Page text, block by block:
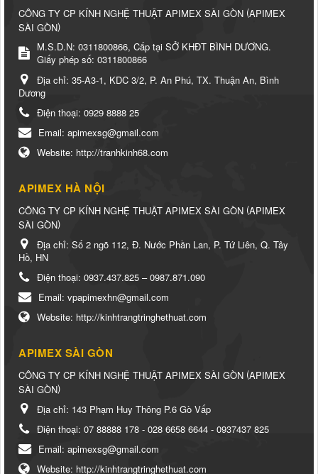
CÔNG TY CP KÍNH NGHỆ THUẬT APIMEX SÀI GÒN (APIMEX
SÀI GÒN)
M.S.D.N: 0311800866, Cấp tại SỞ KHĐT BÌNH DƯƠNG.
Giấy phép số: 0311800866
Địa chỉ: 35-A3-1, KDC 3/2, P. An Phú, TX. Thuận An, Bình
Dương
Điện thoại: 0929 8888 25
Email: apimexsg@gmail.com
Website: http://tranhkinh68.com
APIMEX HÀ NỘI
CÔNG TY CP KÍNH NGHỆ THUẬT APIMEX SÀI GÒN (APIMEX
SÀI GÒN)
Địa chỉ: Số 2 ngõ 112, Đ. Nước Phần Lan, P. Tứ Liên, Q. Tây
Hồ, HN
Điện thoại: 0937.437.825 – 0987.871.090
Email: vpapimexhn@gmail.com
Website: http://kinhtrangtringhethuat.com
APIMEX SÀI GÒN
CÔNG TY CP KÍNH NGHỆ THUẬT APIMEX SÀI GÒN (APIMEX
SÀI GÒN)
Địa chỉ: 143 Phạm Huy Thông P.6 Gò Vấp
Điện thoại: 07 88888 178 - 028 6658 6644 - 0937437 825
Email: apimexsg@gmail.com
Website: http://kinhtrangtringhethuat.com